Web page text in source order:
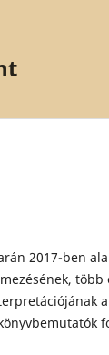
2017-ben